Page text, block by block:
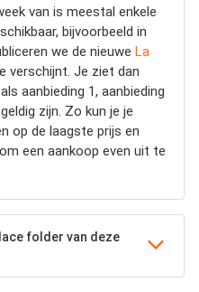
van is meestal enkele
bijvoorbeeld in
we de nieuwe La
verschijnt. Je ziet dan
aanbieding 1, aanbieding
zijn. Zo kun je je
op de laagste prijs en
een aankoop even uit te
folder van deze